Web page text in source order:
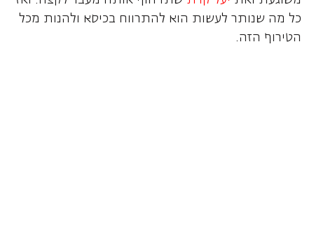
כל מה שנותר לעשות הוא להתרווח בכיסא ולהנות מכל
הטירוף הזה.